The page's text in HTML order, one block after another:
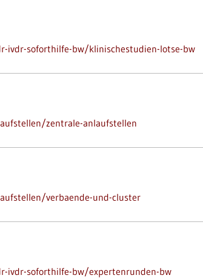
soforthilfe-bw/klinischestudien-lotse-bw
zentrale-anlaufstellen
verbaende-und-cluster
ivdr-soforthilfe-bw/expertenrunden-bw